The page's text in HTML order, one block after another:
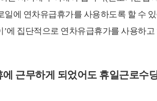
에 연차유급휴가를 사용하도록 할 수
에 집단적으로 연차유급휴가를 사용하고
근무하게 되었어도 휴일근로수